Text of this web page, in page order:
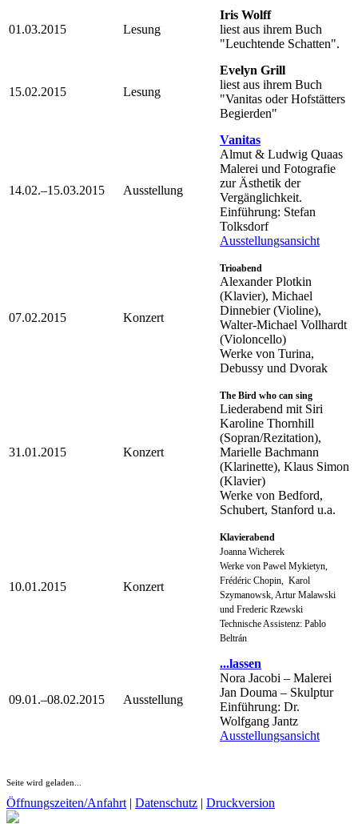
01.03.2015 Lesung
Iris Wolff
liest aus ihrem Buch
"Leuchtende Schatten".
15.02.2015 Lesung
Evelyn Grill
liest aus ihrem Buch
"Vanitas oder Hofstätters
Begierden"
14.02.–15.03.2015 Ausstellung
Vanitas
Almut & Ludwig Quaas
Malerei und Fotografie
zur Ästhetik der
Vergänglichkeit.
Einführung: Stefan
Tolksdorf
Ausstellungsansicht
07.02.2015 Konzert
Trioabend
Alexander Plotkin
(Klavier), Michael
Dinnebier (Violine),
Walter-Michael Vollhardt
(Violoncello)
Werke von Turina,
Debussy und Dvorak
31.01.2015 Konzert
The Bird who can sing
Liederabend mit Siri
Karoline Thornhill
(Sopran/Rezitation),
Marielle Bachmann
(Klarinette), Klaus Simon
(Klavier)
Werke von Bedford,
Schubert, Stanford u.a.
10.01.2015 Konzert
Klavierabend
Joanna Wicherek
Werke von Pawel Mykietyn,
Frédéric Chopin, Karol
Szymanowsk, Artur Malawski
und Frederic Rzewski
Technische Assistenz: Pablo
Beltrán
09.01.–08.02.2015 Ausstellung
...lassen
Nora Jacobi – Malerei
Jan Douma – Skulptur
Einführung: Dr.
Wolfgang Jantz
Ausstellungsansicht
Seite wird geladen...
Öffnungszeiten/Anfahrt | Datenschutz | Druckversion